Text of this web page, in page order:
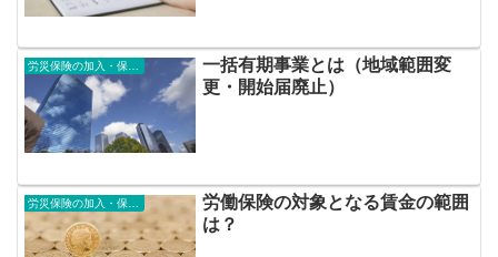
一括有期事業とは（地域範囲変
更・開始届廃止）
労働保険の対象となる賃金の範囲
は？